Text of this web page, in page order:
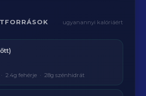
ugyanannyi kalóriáért
2.4g fehérje · 28g szénhidrát